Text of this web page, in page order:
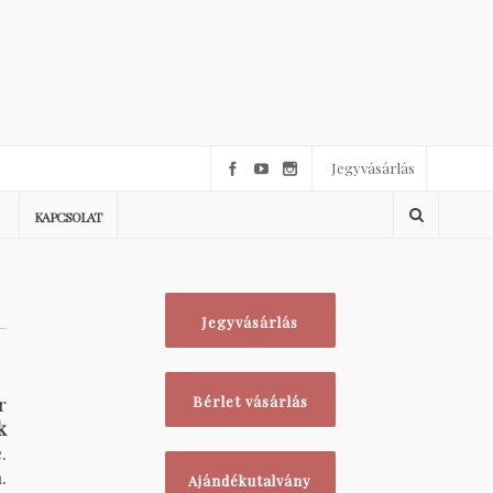
Jegyvásárlás
KAPCSOLAT
Jegyvásárlás
Bérlet vásárlás
Ajándékutalvány